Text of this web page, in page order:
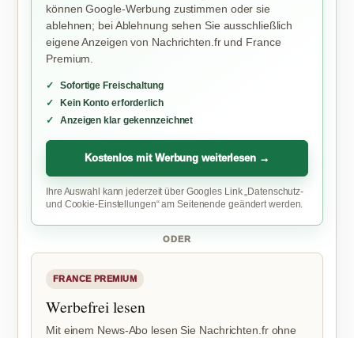
können Google-Werbung zustimmen oder sie
ablehnen; bei Ablehnung sehen Sie ausschließlich
eigene Anzeigen von Nachrichten.fr und France
Premium.
Sofortige Freischaltung
Kein Konto erforderlich
Anzeigen klar gekennzeichnet
Kostenlos mit Werbung weiterlesen →
Ihre Auswahl kann jederzeit über Googles Link „Datenschutz-
und Cookie-Einstellungen“ am Seitenende geändert werden.
ODER
FRANCE PREMIUM
Werbefrei lesen
Mit einem News-Abo lesen Sie Nachrichten.fr ohne